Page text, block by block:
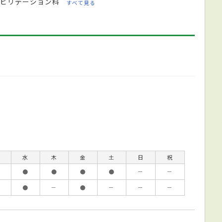
すべて見る
水 木 金 土 日
祝
●
● ● ● －
－
●
－ ● － － －